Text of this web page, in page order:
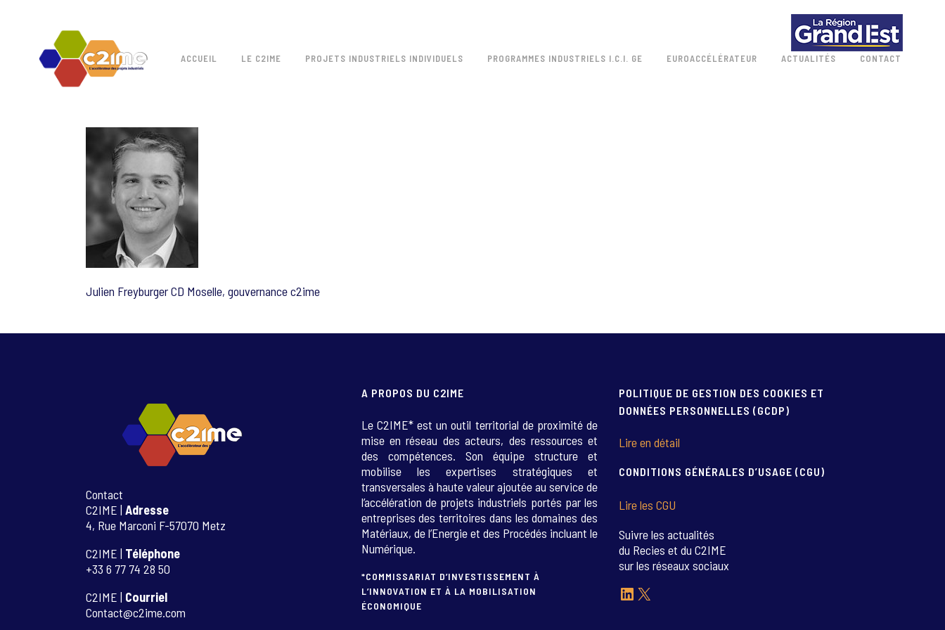
ACCUEIL LE C2IME PROJETS INDUSTRIELS INDIVIDUELS PROGRAMMES INDUSTRIELS I.C.I. GE EUROACCÉLÉRATEUR ACTUALITÉS CONTACT
Julien Freyburger CD Moselle, gouvernance c2ime
Contact
C2IME | Adresse
4, Rue Marconi F-57070 Metz
C2IME | Téléphone
+33 6 77 74 28 50
C2IME | Courriel
Contact@c2ime.com
A PROPOS DU C2IME
Le C2IME* est un outil territorial de proximité de
mise en réseau des acteurs, des ressources et
des compétences. Son équipe structure et
mobilise les expertises stratégiques et
transversales à haute valeur ajoutée au service de
l’accélération de projets industriels portés par les
entreprises des territoires dans les domaines des
Matériaux, de l’Energie et des Procédés incluant le
Numérique.
*COMMISSARIAT D’INVESTISSEMENT À
L’INNOVATION ET À LA MOBILISATION
ÉCONOMIQUE
POLITIQUE DE GESTION DES COOKIES ET
DONNÉES PERSONNELLES (GCDP)
Lire en détail
CONDITIONS GÉNÉRALES D’USAGE (CGU)
Lire les CGU
Suivre les actualités
du Recies et du C2IME
sur les réseaux sociaux
LinkedIn
X